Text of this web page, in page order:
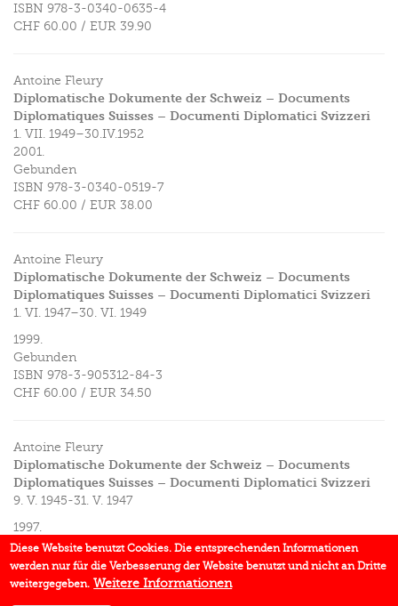
ISBN 978-3-0340-0635-4
CHF 60.00 / EUR 39.90
Antoine Fleury
Diplomatische Dokumente der Schweiz – Documents
Diplomatiques Suisses – Documenti Diplomatici Svizzeri
1. VII. 1949–30.IV.1952
2001.
Gebunden
ISBN 978-3-0340-0519-7
CHF 60.00 / EUR 38.00
Antoine Fleury
Diplomatische Dokumente der Schweiz – Documents
Diplomatiques Suisses – Documenti Diplomatici Svizzeri
1. VI. 1947–30. VI. 1949
1999.
Gebunden
ISBN 978-3-905312-84-3
CHF 60.00 / EUR 34.50
Antoine Fleury
Diplomatische Dokumente der Schweiz – Documents
Diplomatiques Suisses – Documenti Diplomatici Svizzeri
9. V. 1945-31. V. 1947
1997.
Gebunden
ISBN 978-3-905312-22-5
CHF 60.00/ EUR 34.50
Diese Website benutzt Cookies. Die entsprechenden Informationen
werden nur für die Verbesserung der Website benutzt und nicht an Dritte
weitergegeben. Weitere Informationen